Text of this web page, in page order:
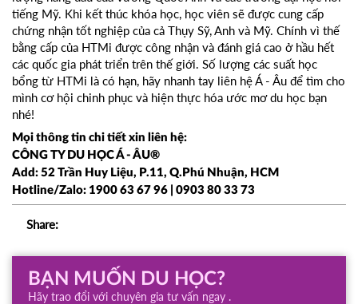
tiếng Mỹ. Khi kết thúc khóa học, học viên sẽ được cung cấp
chứng nhận tốt nghiệp của cả Thụy Sỹ, Anh và Mỹ. Chính vì thế
bằng cấp của HTMi được công nhận và đánh giá cao ở hầu hết
các quốc gia phát triển trên thế giới. Số lượng các suất học
bổng từ HTMi là có hạn, hãy nhanh tay liên hệ Á - Âu để tìm cho
mình cơ hội chinh phục và hiện thực hóa ước mơ du học bạn
nhé!
Mọi thông tin chi tiết xin liên hệ:
CÔNG TY DU HỌC Á - ÂU®
Add: 52 Trần Huy Liệu, P.11, Q.Phú Nhuận, HCM
Hotline/Zalo: 1900 63 67 96 | 0903 80 33 73
Share:
BẠN MUỐN DU HỌC?
Hãy trao đổi với chuyên gia tư vấn ngay .